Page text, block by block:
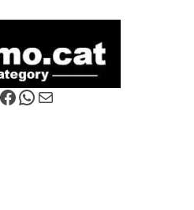
Facebook
WhatsApp
Correo electrónico